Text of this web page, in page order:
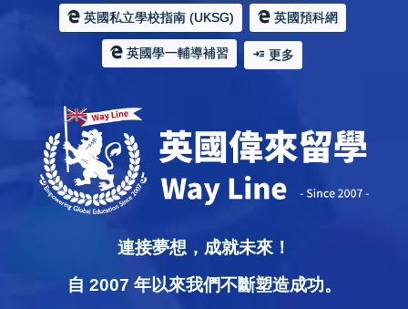
英國私立學校指南 (UKSG) 英國預科網
英國學一輔導補習 更多
連接夢想，成就未來！
自 2007 年以來我們不斷塑造成功。